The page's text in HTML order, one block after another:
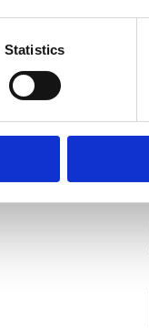
Statistics